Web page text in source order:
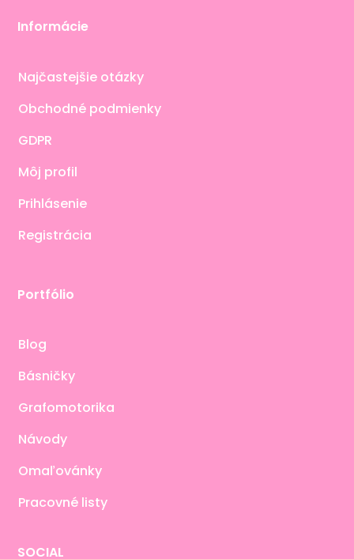
Informácie
Najčastejšie otázky
Obchodné podmienky
GDPR
Môj profil
Prihlásenie
Registrácia
Portfólio
Blog
Básničky
Grafomotorika
Návody
Omaľovánky
Pracovné listy
SOCIAL